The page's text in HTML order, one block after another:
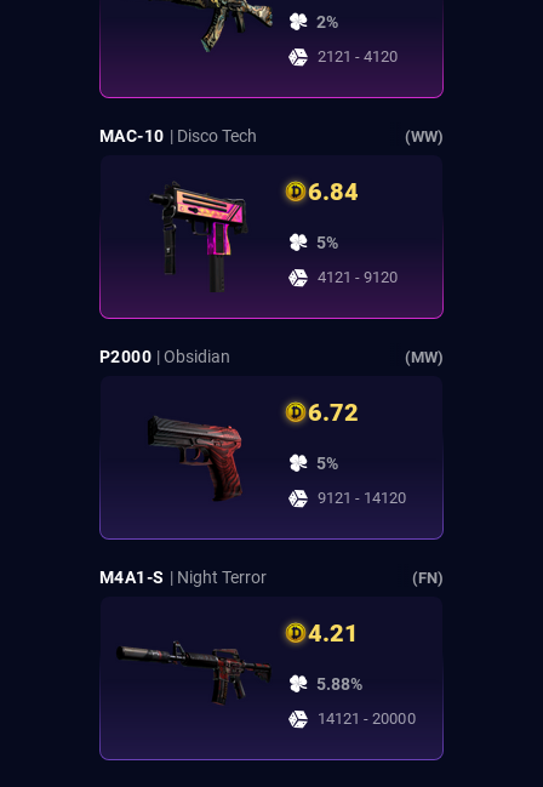
2%
2121 - 4120
MAC-10 | Disco Tech (WW)
6.84
5%
4121 - 9120
P2000 | Obsidian (MW)
6.72
5%
9121 - 14120
M4A1-S | Night Terror (FN)
4.21
5.88%
14121 - 20000